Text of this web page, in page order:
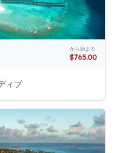
から始まる
$765.00
ィブ